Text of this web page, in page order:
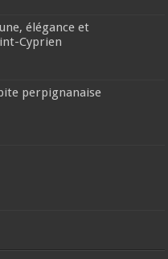
élégance et
Cyprien
perpignanaise